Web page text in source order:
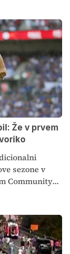
dirki
na odličnem
Že v prvem
sezone v
Community
sezoni pa
rdeči